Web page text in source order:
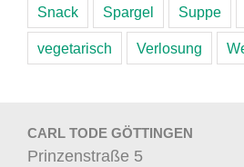
Snack Spargel Suppe
vegetarisch Verlosung
CARL TODE GÖTTINGEN
Prinzenstraße 5